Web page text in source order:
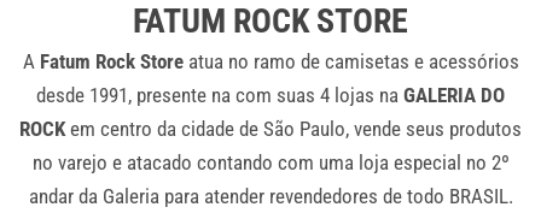
FATUM ROCK STORE
A Fatum Rock Storeatua no ramo de camisetas e acessórios
desde 1991, presente na com suas 4 lojas na GALERIA DO
ROCKem centro da cidade de São Paulo, vende seus produtos
no varejo e atacado contando com uma loja especial no 2º
andar da Galeria para atender revendedores de todo BRASIL.